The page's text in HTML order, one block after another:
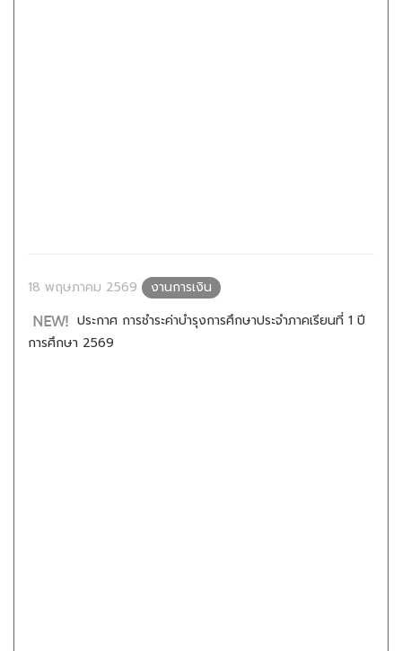
18 พฤษภาคม 2569
งานการเงิน
ประกาศ การชำระค่าบำรุงการศึกษาประจำภาคเรียนที่ 1 ปี
การศึกษา 2569